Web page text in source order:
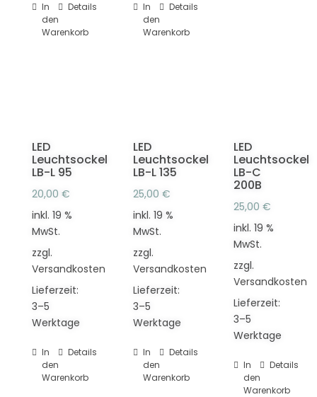
In
den
Warenkorb
Details
In
den
Warenkorb
Details
LED
Leuchtsockel
LB-L 95
20,00 €
inkl. 19 %
MwSt.
zzgl.
Versandkosten
Lieferzeit:
3–5
Werktage
In
den
Warenkorb
Details
LED
Leuchtsockel
LB-L 135
25,00 €
inkl. 19 %
MwSt.
zzgl.
Versandkosten
Lieferzeit:
3–5
Werktage
In
den
Warenkorb
Details
LED
Leuchtsockel
LB-C
200B
25,00€
inkl. 19 %
MwSt.
zzgl.
Versandkosten
Lieferzeit:
3–5
Werktage
In
den
Warenkorb
Details